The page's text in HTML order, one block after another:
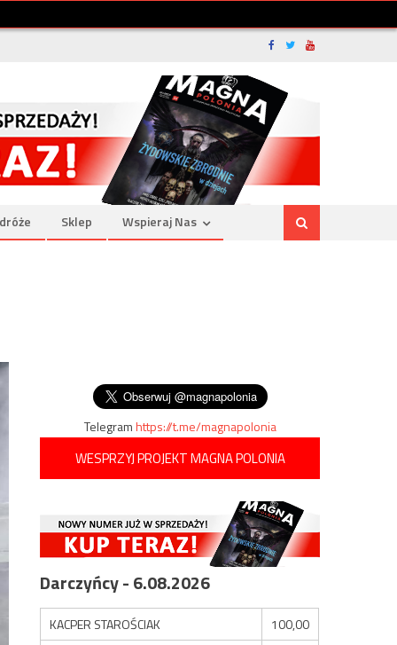
Sklep Wspieraj Nas
Telegramhttps://t.me/magnapolonia
WESPRZYJ PROJEKT MAGNA POLONIA
Darczyńcy - 6.08.2026
KACPER STAROŚCIAK
100,00